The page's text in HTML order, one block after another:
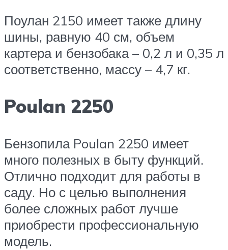
Поулан 2150 имеет также длину
шины, равную 40 см, объем
картера и бензобака – 0,2 л и 0,35 л
соответственно, массу – 4,7 кг.
Poulan 2250
Бензопила Poulan 2250 имеет
много полезных в быту функций.
Отлично подходит для работы в
саду. Но с целью выполнения
более сложных работ лучше
приобрести профессиональную
модель.